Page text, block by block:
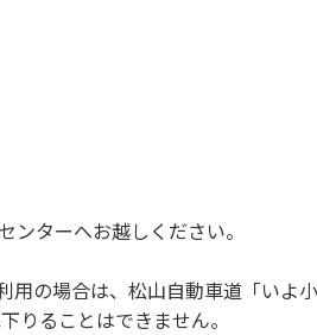
ターへお越しください。
の場合は、松山自動車道「いよ
りることはできません。